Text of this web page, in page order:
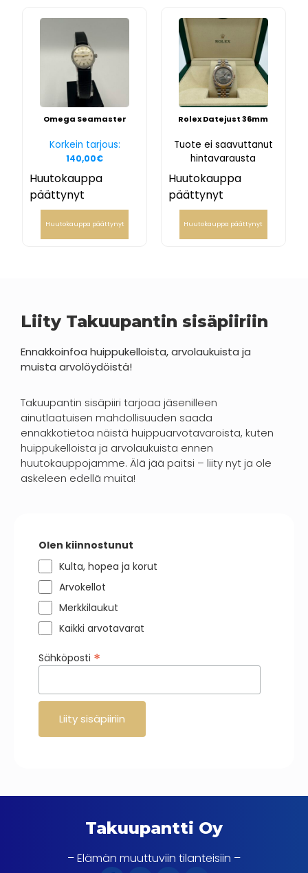
Omega Seamaster
Korkein tarjous:
140,00€
Huutokauppa
päättynyt
Huutokauppa päättynyt
Rolex Datejust 36mm
Tuote ei saavuttanut
hintavarausta
Huutokauppa
päättynyt
Huutokauppa päättynyt
Liity Takuupantin sisäpiiriin
Ennakkoinfoa huippukelloista, arvolaukuista ja
muista arvolöydöistä!
Takuupantin sisäpiiri tarjoaa jäsenilleen
ainutlaatuisen mahdollisuuden saada
ennakkotietoa näistä huippuarvotavaroista, kuten
huippukelloista ja arvolaukuista ennen
huutokauppojamme. Älä jää paitsi – liity nyt ja ole
askeleen edellä muita!
Olen kiinnostunut
Kulta, hopea ja korut
Arvokellot
Merkkilaukut
Kaikki arvotavarat
Sähköposti *
Takuupantti Oy
– Elämän muuttuviin tilanteisiin –